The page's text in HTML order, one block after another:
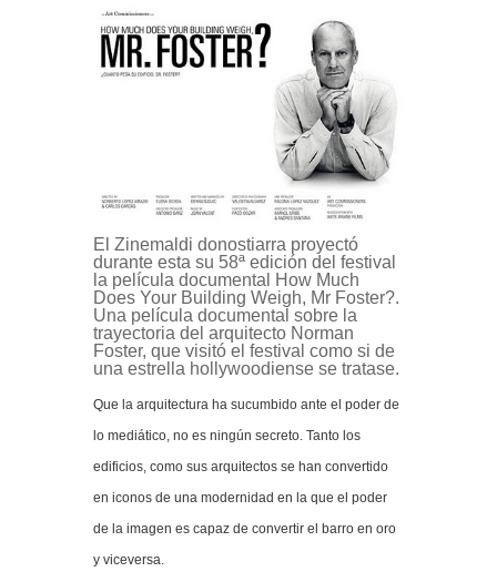
El Zinemaldi donostiarra proyectó
durante esta su 58ª edición del festival
la película documental How Much
Does Your Building Weigh, Mr Foster?.
Una película documental sobre la
trayectoria del arquitecto Norman
Foster, que visitó el festival como si de
una estrella hollywoodiense se tratase.
Que la arquitectura ha sucumbido ante el poder de
lo mediático, no es ningún secreto. Tanto los
edificios, como sus arquitectos se han convertido
en iconos de una modernidad en la que el poder
de la imagen es capaz de convertir el barro en oro
y viceversa.